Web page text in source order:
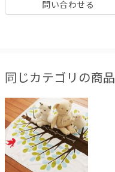
問い合わせる
同じカテゴリの商品